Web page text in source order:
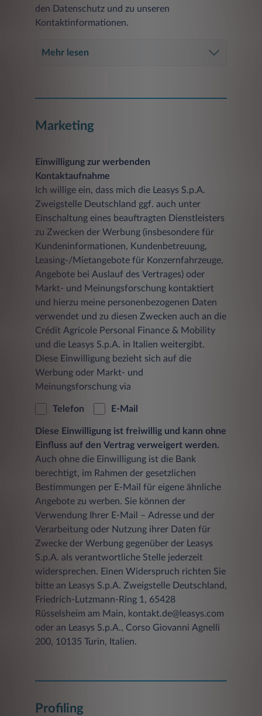
den Datenschutz und zu unseren
Kontaktinformationen.
Mehr lesen
Marketing
Einwilligung zur werbenden
Kontaktaufnahme
Ich willige ein, dass mich die Leasys S.p.A.
Zweigstelle Deutschland ggf. auch unter
Einschaltung eines beauftragten Dienstleisters
zu Zwecken der Werbung (insbesondere für
Kundeninformationen, Kundenbetreuung,
Leasing-/Mietangebote für Konzernfahrzeuge,
Angebote bei Auslauf des Vertrages) oder
Markt- und Meinungsforschung kontaktiert
und hierzu meine personenbezogenen Daten
verwendet und zu diesen Zwecken auch an die
Crédit Agricole Personal Finance & Mobility
und die Leasys S.p.A. in Italien weitergibt.
Diese Einwilligung bezieht sich auf die
Werbung oder Markt- und
Meinungsforschung via
Telefon E-Mail
Diese Einwilligung ist freiwillig und kann ohne
Einfluss auf den Vertrag verweigert werden.
Auch ohne die Einwilligung ist die Bank
berechtigt, im Rahmen der gesetzlichen
Bestimmungen per E-Mail für eigene ähnliche
Angebote zu werben. Sie können der
Verwendung Ihrer E-Mail – Adresse und der
Verarbeitung oder Nutzung ihrer Daten für
Zwecke der Werbung gegenüber der Leasys
S.p.A. als verantwortliche Stelle jederzeit
widersprechen. Einen Widerspruch richten Sie
bitte an Leasys S.p.A. Zweigstelle Deutschland,
Friedrich-Lutzmann-Ring 1, 65428
Rüsselsheim am Main, kontakt.de@leasys.com
oder an Leasys S.p.A., Corso Giovanni Agnelli
200, 10135 Turin, Italien.
Profiling